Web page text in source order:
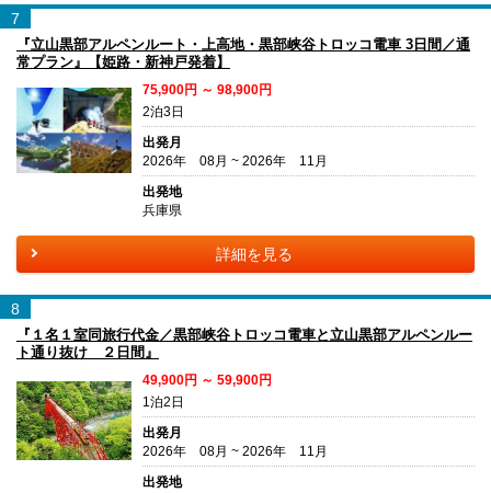
7
『立山黒部アルペンルート・上高地・黒部峡谷トロッコ電車 3日間／通
常プラン』【姫路・新神戸発着】
75,900円 ～ 98,900円
2泊3日
出発月
2026年 08月 ~ 2026年 11月
出発地
兵庫県
詳細を見る
8
『１名１室同旅行代金／黒部峡谷トロッコ電車と立山黒部アルペンルー
ト通り抜け ２日間』
49,900円 ～ 59,900円
1泊2日
出発月
2026年 08月 ~ 2026年 11月
出発地